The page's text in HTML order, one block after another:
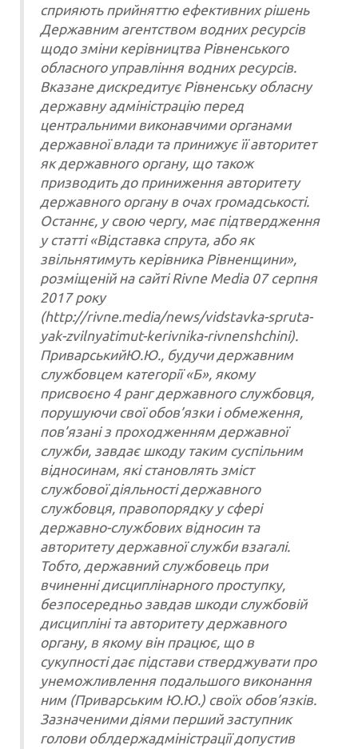
сприяють прийняттю ефективних рішень
Державним агентством водних ресурсів
щодо зміни керівництва Рівненського
обласного управління водних ресурсів.
Вказане дискредитує Рівненську обласну
державну адміністрацію перед
центральними виконавчими органами
державної влади та принижує її авторитет
як державного органу, що також
призводить до приниження авторитету
державного органу в очах громадськості.
Останнє, у свою чергу, має підтвердження
у статті «Відставка спрута, або як
звільнятимуть керівника Рівненщини»,
розміщеній на сайті Rivne Media 07 серпня
2017 року
(http://rivne.media/news/vidstavka-spruta-
yak-zvilnyatimut-kerivnika-rivnenshchini).
ПриварськийЮ.Ю., будучи державним
службовцем категорії «Б», якому
присвоєно 4 ранг державного службовця,
порушуючи свої обов’язки і обмеження,
пов’язані з проходженням державної
служби, завдає шкоду таким суспільним
відносинам, які становлять зміст
службової діяльності державного
службовця, правопорядку у сфері
державно-службових відносин та
авторитету державної служби взагалі.
Тобто, державний службовець при
вчиненні дисциплінарного проступку,
безпосередньо завдав шкоди службовій
дисципліні та авторитету державного
органу, в якому він працює, що в
сукупності дає підстави стверджувати про
унеможливлення подальшого виконання
ним (Приварським Ю.Ю.) своїх обов’язків.
Зазначеними діями перший заступник
голови облдержадміністрації допустив